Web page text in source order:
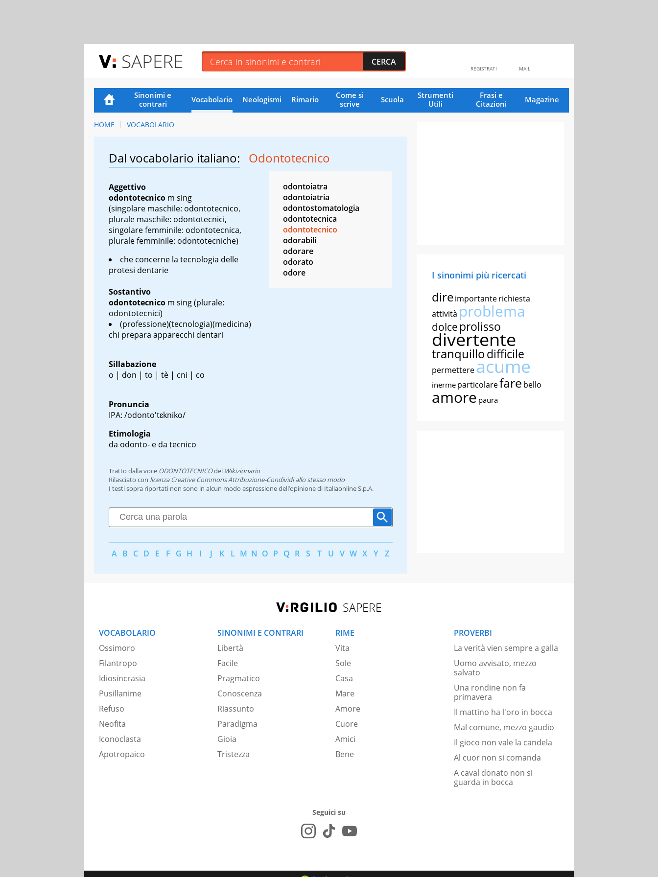
SAPERE MAIL
REGISTRATI
Sinonimi e
contrari
Vocabolario Neologismi Rimario
Come si
scrive
Scuola
Strumenti
Utili
Frasi e
Citazioni
Magazine
HOME VOCABOLARIO
Dal vocabolario italiano: Odontotecnico
Aggettivo
odontotecnico m sing
(singolare maschile: odontotecnico,
plurale maschile: odontotecnici,
singolare femminile: odontotecnica,
plurale femminile: odontotecniche)
che concerne la tecnologia delle
protesi dentarie
Sostantivo
odontotecnico m sing(plurale:
odontotecnici)
(professione)(tecnologia)(medicina)
chi prepara apparecchi dentari
Sillabazione
o | don | to | tè | cni | co
Pronuncia
IPA: /odonto'tɛkniko/
Etimologia
da odonto- e da tecnico
odontoiatra
odontoiatria
odontostomatologia
odontotecnica
odontotecnico
odorabili
odorare
odorato
odore
Tratto dalla voce ODONTOTECNICOdel Wikizionario
Rilasciato con licenza Creative Commons Attribuzione-Condividi allo stesso modo
I testi sopra riportati non sono in alcun modo espressione dell’opinione di Italiaonline S.p.A.
A B C D E F G H I J K L M N O P Q R S T U V W X Y Z
I sinonimi più ricercati
direimportanterichiesta
attività problema
dolce prolisso
divertente
tranquillodifficile
permettereacume
inerme particolarefare bello
amore paura
SAPERE
VOCABOLARIO
Ossimoro
Filantropo
Idiosincrasia
Pusillanime
Refuso
Neofita
Iconoclasta
Apotropaico
SINONIMI E CONTRARI
Libertà
Facile
Pragmatico
Conoscenza
Riassunto
Paradigma
Gioia
Tristezza
RIME
Vita
Sole
Casa
Mare
Amore
Cuore
Amici
Bene
PROVERBI
La verità vien sempre a galla
Uomo avvisato, mezzo
salvato
Una rondine non fa
primavera
Il mattino ha l'oro in bocca
Mal comune, mezzo gaudio
Il gioco non vale la candela
Al cuor non si comanda
A caval donato non si
guarda in bocca
Seguici su